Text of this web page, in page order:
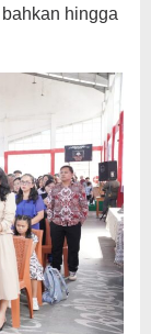
hingga